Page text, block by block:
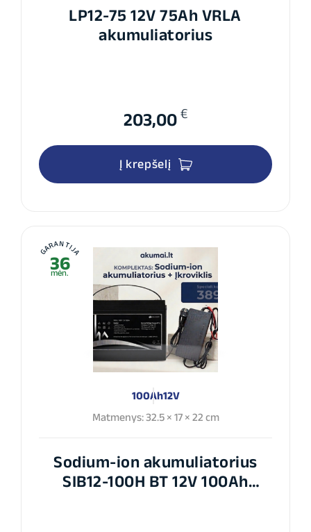
LP12-75 12V 75Ah VRLA
akumuliatorius
203,00 €
Į krepšelį
GARANTIJA
36
mėn.
100Ah12V
Matmenys: 32.5 × 17 × 22 cm
Sodium-ion akumuliatorius
SIB12-100H BT 12V 100Ah